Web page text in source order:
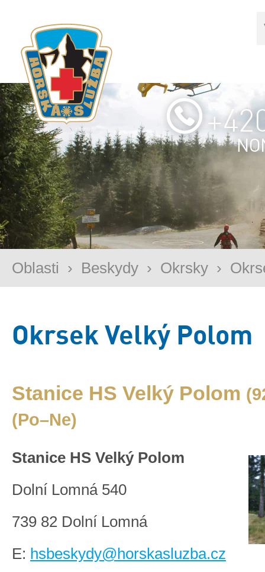
Oblasti › Beskydy › Okrsky ›
Okrsek Velký Polom
Stanice HS Velký Polom
(Po–Ne)
Stanice HS Velký Polom
Dolní Lomná 540
739 82 Dolní Lomná
E: hsbeskydy@horskasluzba.cz